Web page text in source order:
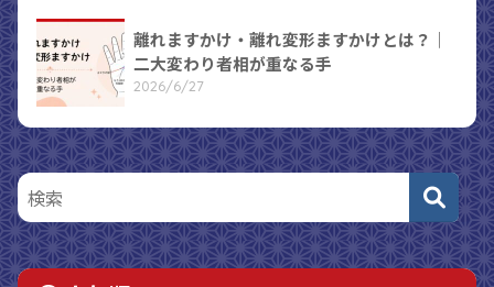
離れますかけ・離れ変形ますかけとは？｜
二大変わり者相が重なる手
2026/6/27